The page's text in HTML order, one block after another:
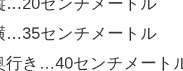
…35センチメートル
行き…40センチメート